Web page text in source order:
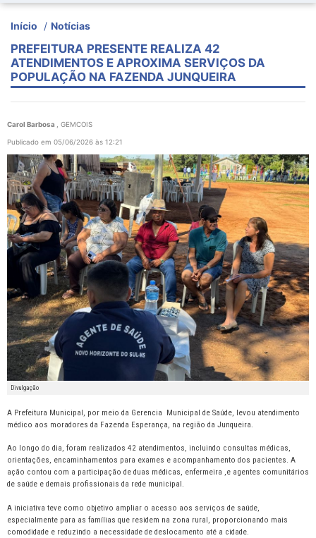
Início / Notícias
PREFEITURA PRESENTE REALIZA 42
ATENDIMENTOS E APROXIMA SERVIÇOS DA
POPULAÇÃO NA FAZENDA JUNQUEIRA
Carol Barbosa , GEMCOIS
Publicado em 05/06/2026 às 12:21
Divulgação
A Prefeitura Municipal, por meio da Gerencia Municipal de Saúde, levou atendimento
médico aos moradores da Fazenda Esperança, na região da Junqueira.
Ao longo do dia, foram realizados 42 atendimentos, incluindo consultas médicas,
orientações, encaminhamentos para exames e acompanhamento dos pacientes. A
ação contou com a participação de duas médicas, enfermeira ,e agentes comunitários
de saúde e demais profissionais da rede municipal.
A iniciativa teve como objetivo ampliar o acesso aos serviços de saúde,
especialmente para as famílias que residem na zona rural, proporcionando mais
comodidade e reduzindo a necessidade de deslocamento até a cidade.